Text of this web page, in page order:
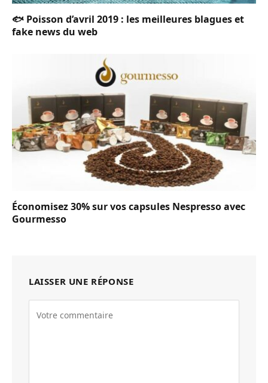
🐟 Poisson d’avril 2019 : les meilleures blagues et
fake news du web
Économisez 30% sur vos capsules Nespresso avec
Gourmesso
LAISSER UNE RÉPONSE